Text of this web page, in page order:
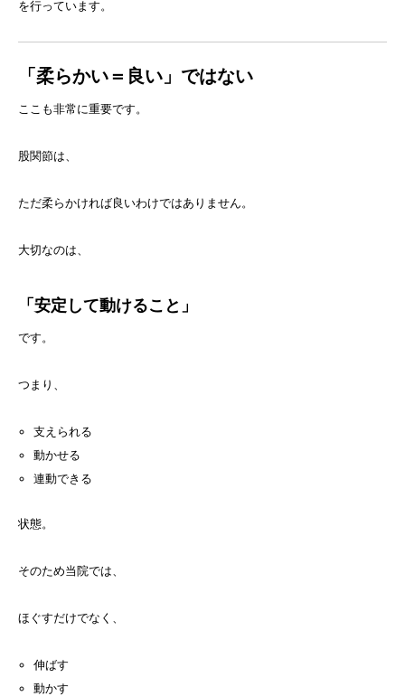
を行っています。
「柔らかい＝良い」ではない
ここも非常に重要です。
股関節は、
ただ柔らかければ良いわけではありません。
大切なのは、
「安定して動けること」
です。
つまり、
支えられる
動かせる
連動できる
状態。
そのため当院では、
ほぐすだけでなく、
伸ばす
動かす